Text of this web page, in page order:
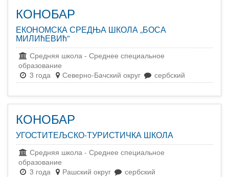
КОНОБАР
ЕКОНОМСКА СРЕДЊА ШКОЛА „БОСА
МИЛИћЕВИћ”
Средняя школа - Среднее специальное
образование
3 года
Северно-Бачский округ сербский
КОНОБАР
УГОСТИТЕЉСКО-ТУРИСТИЧКА ШКОЛА
Средняя школа - Среднее специальное
образование
3 года
Рашский округ сербский